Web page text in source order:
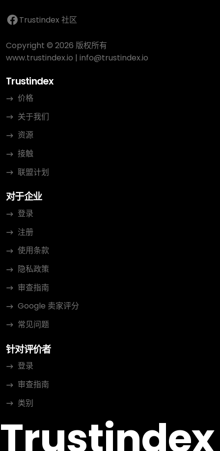
Trustindex 社区
Copyright © 2026 版权所有
www.trustindex.io | info@trustindex.io
Trustindex
价格
关于我们
资源
接触
联盟计划
对于企业
登录
注册
使用条款
隐私政策
审查指南
Google 卖家评分
常见问题
针对评价者
登录
审查指南
类别
Trustindex